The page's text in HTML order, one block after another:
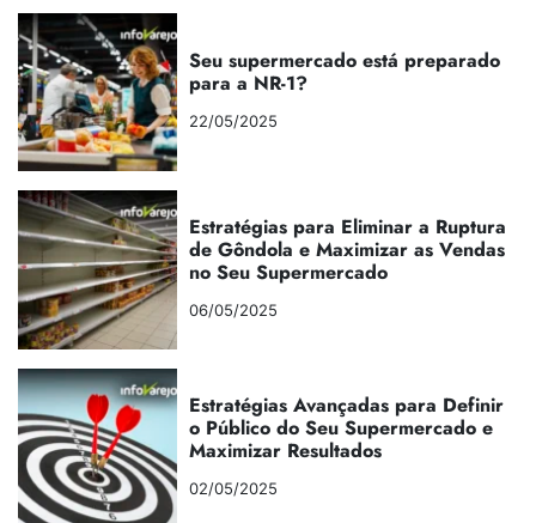
Seu supermercado está preparado
para a NR-1?
22/05/2025
Estratégias para Eliminar a Ruptura
de Gôndola e Maximizar as Vendas
no Seu Supermercado
06/05/2025
Estratégias Avançadas para Definir
o Público do Seu Supermercado e
Maximizar Resultados
02/05/2025